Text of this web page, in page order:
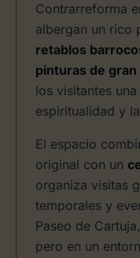
Contrarreforma
albergan un rico
retablos
pinturas de
los visitantes
espiritualidad y
El espacio
original con un
organiza visitas
temporales y
Paseo de
pero en un